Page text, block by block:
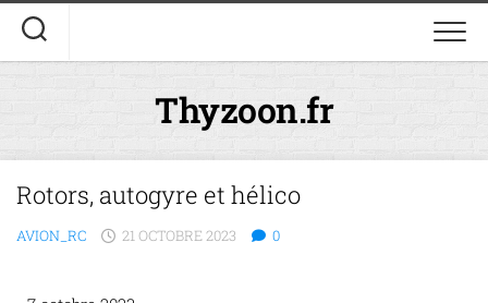
Thyzoon.fr
Rotors, autogyre et hélico
AVION_RC 21 OCTOBRE 2023 0